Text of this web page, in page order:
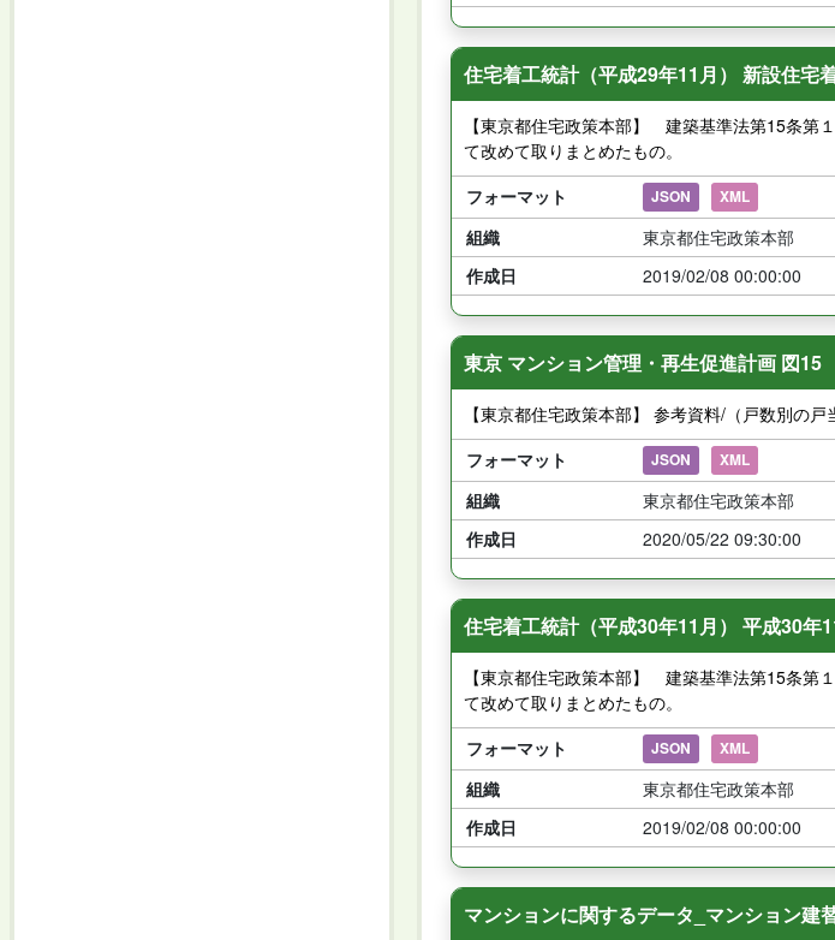
住宅着工統計（平成29年11月） 新設住宅
【東京都住宅政策本部】 建築基準法第15条第
て改めて取りまとめたもの。
フォーマット
JSON XML
組織
東京都住宅政策本部
作成日
2019/02/08 00:00:00
東京 マンション管理・再生促進計画 図
【東京都住宅政策本部】 参考資料/（戸数別の
フォーマット
JSON XML
組織
東京都住宅政策本部
作成日
2020/05/22 09:30:00
住宅着工統計（平成30年11月） 平成30年
【東京都住宅政策本部】 建築基準法第15条第
て改めて取りまとめたもの。
フォーマット
JSON XML
組織
東京都住宅政策本部
作成日
2019/02/08 00:00:00
マンションに関するデータ_マンション建